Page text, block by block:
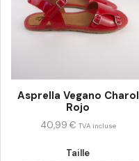
Asprella Vegano Charol
Rojo
Taille
40,99 € TVA incluse